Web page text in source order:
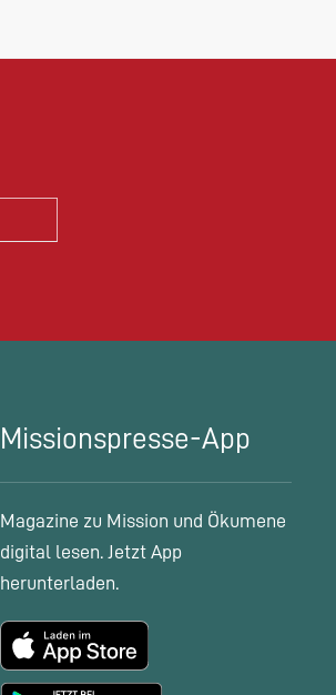
Missionspresse-App
Magazine zu Mission und Ökumene
digital lesen. Jetzt App
herunterladen.